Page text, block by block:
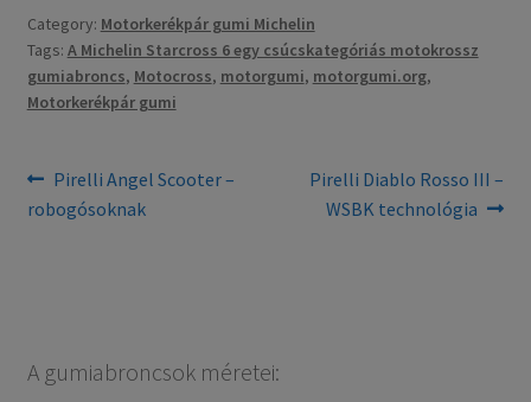
Category: Motorkerékpár gumi Michelin
Tags: A Michelin Starcross 6 egy csúcskategóriás motokrossz
gumiabroncs, Motocross, motorgumi, motorgumi.org,
Motorkerékpár gumi
Bejegyzés
navigáció
Previous
post:
Pirelli Angel Scooter –
robogósoknak
Next
post:
Pirelli Diablo Rosso III –
WSBK technológia
A gumiabroncsok méretei: